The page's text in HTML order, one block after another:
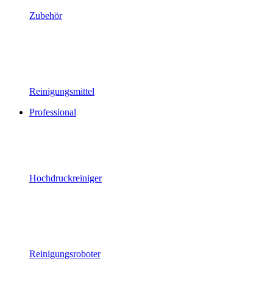
Zubehör
Reinigungsmittel
Professional
Hochdruckreiniger
Reinigungsroboter